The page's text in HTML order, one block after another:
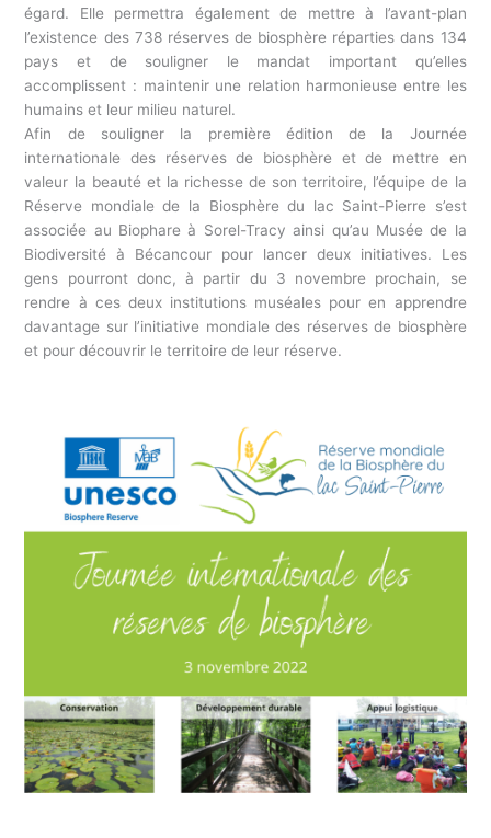
égard. Elle permettra également de mettre à l’avant-plan
l’existence des 738 réserves de biosphère réparties dans 134
pays et de souligner le mandat important qu’elles
accomplissent : maintenir une relation harmonieuse entre les
humains et leur milieu naturel.
Afin de souligner la première édition de la Journée
internationale des réserves de biosphère et de mettre en
valeur la beauté et la richesse de son territoire, l’équipe de la
Réserve mondiale de la Biosphère du lac Saint-Pierre s’est
associée au Biophare à Sorel-Tracy ainsi qu’au Musée de la
Biodiversité à Bécancour pour lancer deux initiatives. Les
gens pourront donc, à partir du 3 novembre prochain, se
rendre à ces deux institutions muséales pour en apprendre
davantage sur l’initiative mondiale des réserves de biosphère
et pour découvrir le territoire de leur réserve.